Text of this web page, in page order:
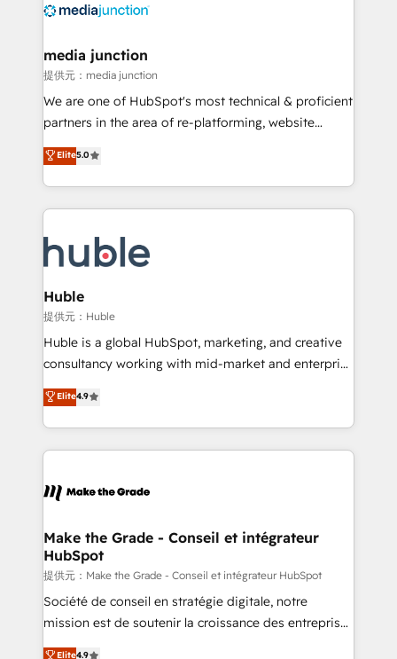
offer unparalleled insights. Operating in five
Mexico, USA, and Portugal—we've executed over a
hundred successful operations. Our approach,
rooted in RevOps principles, integrates analysis,
training, planning, and qualification. Leveraging
inbound marketing tactics, we focus on
understanding, nurturing, and converting leads.
competitive market.
media junction
提供元：media junction
We are one of HubSpot's most technical & proficient
partners in the area of re-platforming, website
design & development. We specialize in multi-hub
implementations for mid-market & enterprise
companies. We are woman-owned, powered by
coffee, and we ❤️ dogs. We produce award-winning
Impact Award 🏆2022 Technical Expertise Impact
Award 🏆2022 Platform Migration Excellence Impact
Award 🏆2020 Elite Solutions Partner 🏆2019
Integrations HubSpot Impact Award 🏆2019
Marketing Enablement HubSpot Impact Award 🏆
2018 Website Design HubSpot Impact Award 🏆2017
Growth-Driven Design Agency of the Year 🏆2016
Sales Enablement HubSpot Impact Award 🏆2015
HubSpot COS Performance Award 🏆2014 HubSpot
COS Design Award 🏆2013 HubSpot Marketplace
Partner 📆Founded in 1997
Elite5.0
Huble
提供元：Huble
Huble is a global HubSpot, marketing, and creative
consultancy working with mid-market and enterprise
businesses. We go beyond implementation, shaping
the strategy, processes, and teams that turn
HubSpot into a genuine growth engine. Named
HubSpot's Global Partner of the Year in 2024,
worldwide, and with over 15 years in the ecosystem,
One company, one operating model, delivering
across offices and consulting teams in the UK, USA,
Canada, Germany, France, Belgium, Singapore, and
South Africa. Certified compliant with ISO/IEC
27001:2022 and ISO 9001:2015 across all seven
Elite4.9
Make the Grade - Conseil et intégrateur
HubSpot
提供元：Make the Grade - Conseil et intégrateur HubSpot
Société de conseil en stratégie digitale, notre
mission est de soutenir la croissance des entreprises
B2B à travers l’acquisition de nouveaux clients,
Elite4.9